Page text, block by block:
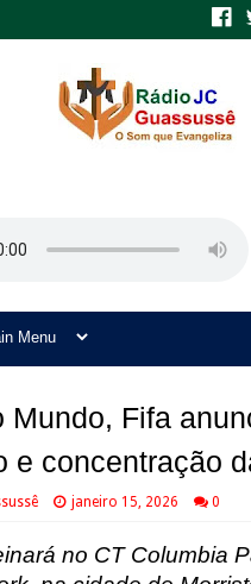
Mundo, Fifa
e concentração
janeiro 15, 2026 0
no CT Columbia